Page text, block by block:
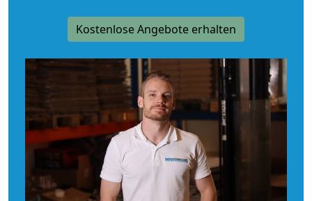
Kostenlose Angebote erhalten